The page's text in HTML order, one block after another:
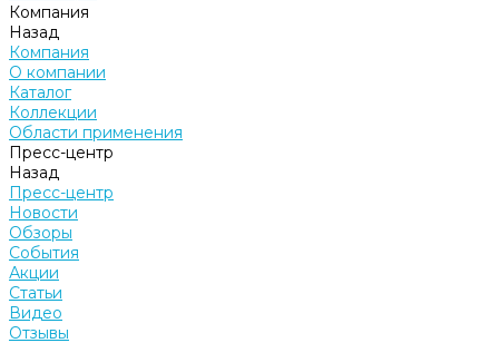
Компания
Назад
Компания
О компании
Каталог
Коллекции
Области применения
Пресс-центр
Назад
Пресс-центр
Новости
Обзоры
События
Акции
Статьи
Видео
Отзывы